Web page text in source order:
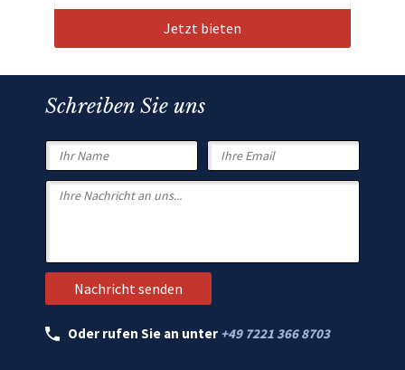
Jetzt bieten
Schreiben Sie uns
Oder rufen Sie an unter +49 7221 366 8703